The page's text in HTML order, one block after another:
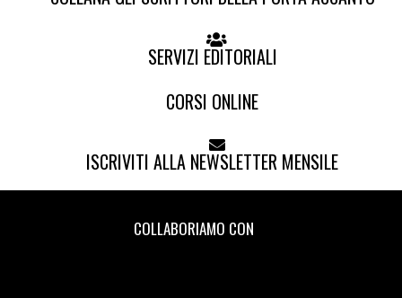
SERVIZI EDITORIALI
CORSI ONLINE
ISCRIVITI ALLA NEWSLETTER MENSILE
COLLABORIAMO CON